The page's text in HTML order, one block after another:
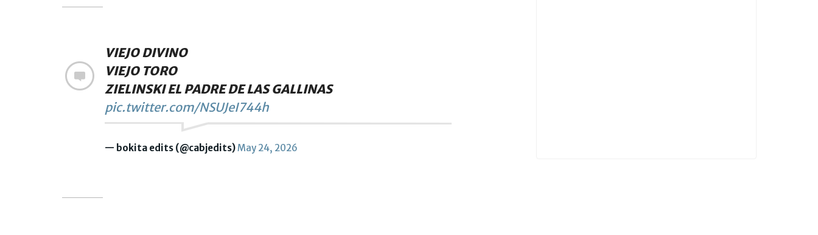
VIEJO DIVINO
VIEJO TORO
ZIELINSKI EL PADRE DE LAS GALLINAS
pic.twitter.com/NSUJeI744h
— bokita edits (@cabjedits)May 24, 2026